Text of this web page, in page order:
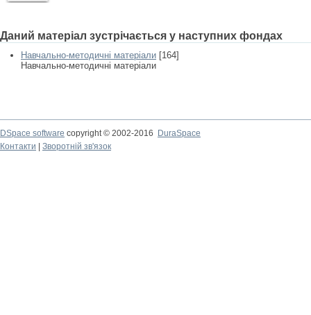
Даний матеріал зустрічається у наступних фондах
Навчально-методичні матеріали [164]
Навчально-методичні матеріали
DSpace software copyright © 2002-2016
DuraSpace
Контакти
Зворотній зв'язок